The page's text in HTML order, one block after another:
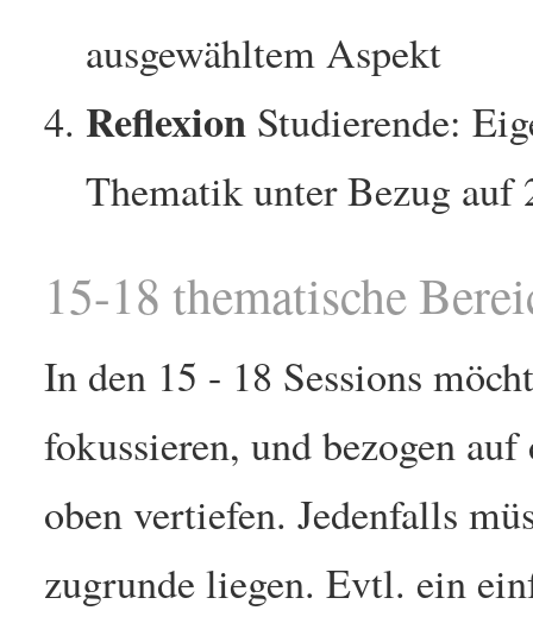
ausgewähltem Aspekt
Reflexion Studierende:
Thematik unter Bezug auf
15-18 thematische
In den 15 - 18 Sessions
fokussieren, und bezogen
oben vertiefen. Jedenfalls
zugrunde liegen. Evtl. ein